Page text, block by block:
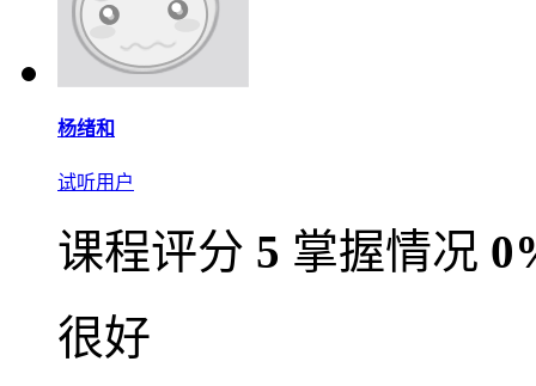
杨绪和
试听用户
课程评分 5 掌握情况
很好